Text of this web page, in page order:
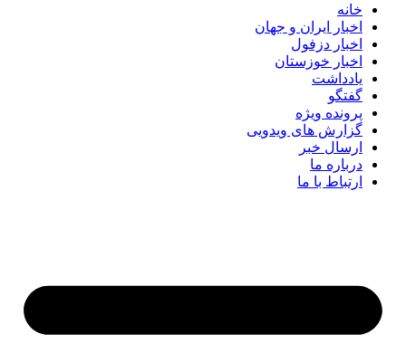
خانه
اخبار ایران و جهان
اخبار دزفول
اخبار خوزستان
یادداشت
گفتگو
پرونده ویژه
گزارش های ویدویی
ارسال خبر
درباره ما
ارتباط با ما